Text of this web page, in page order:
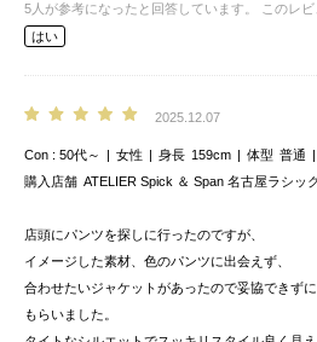
5 人が参考になったと回答しています。
このレ
はい
2025.12.07
Con 50代～ 女性 身長 159cm 体型 普通
購入店舗 ATELIER Spick ＆ Span 名古屋ラシッ
店頭にパンツを探しに行ったのですが、
イメージした素材、色のパンツに出会えず、
合わせたいジャケットがあったので妥協できず
もらいました。